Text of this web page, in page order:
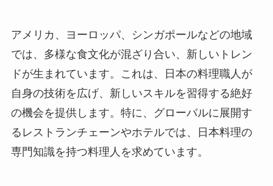
アメリカ、ヨーロッパ、シンガポールなどの地域
では、多様な食文化が混ざり合い、新しいトレン
ドが生まれています。これは、日本の料理職人が
自身の技術を広げ、新しいスキルを習得する絶好
の機会を提供します。特に、グローバルに展開す
るレストランチェーンやホテルでは、日本料理の
専門知識を持つ料理人を求めています。